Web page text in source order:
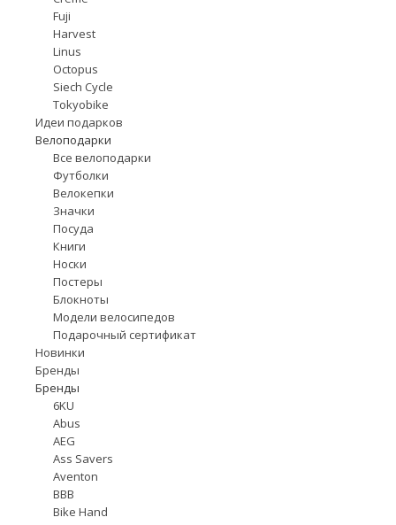
Fuji
Harvest
Linus
Octopus
Siech Cycle
Tokyobike
Идеи подарков
Велоподарки
Все велоподарки
Футболки
Велокепки
Значки
Посуда
Книги
Носки
Постеры
Блокноты
Модели велосипедов
Подарочный сертификат
Новинки
Бренды
Бренды
6KU
Abus
AEG
Ass Savers
Aventon
BBB
Bike Hand